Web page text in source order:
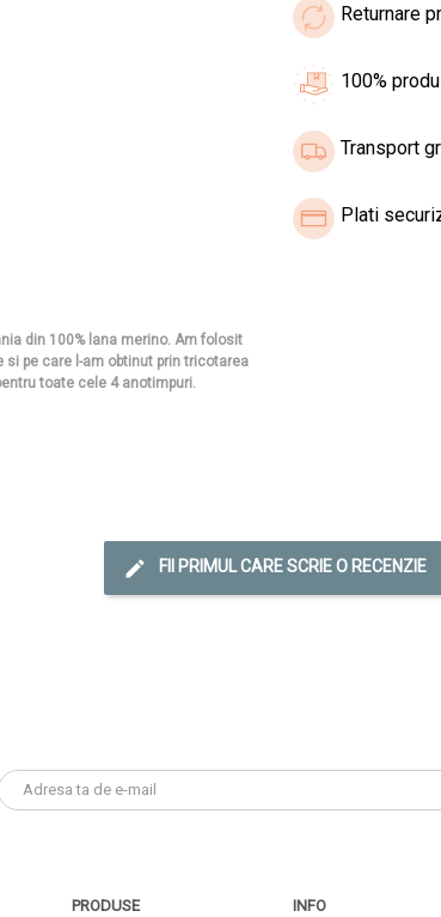
Returnare
100%
Transport
Plati
din 100% lana merino. Am folosit
pe care l-am obtinut prin tricotarea
toate cele 4 anotimpuri.
FII PRIMUL CARE SCRIE O RECENZIE
PRODUSE INFO